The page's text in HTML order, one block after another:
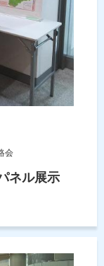
会
ネル展示